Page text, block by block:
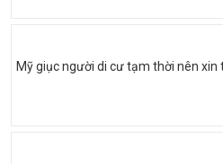
Mỹ giục người di cư tạm thời nên